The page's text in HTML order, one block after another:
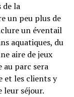
de la
un peu plus de
un éventail
aquatiques, du
aire de jeux
au parc sera
et les clients y
leur séjour.